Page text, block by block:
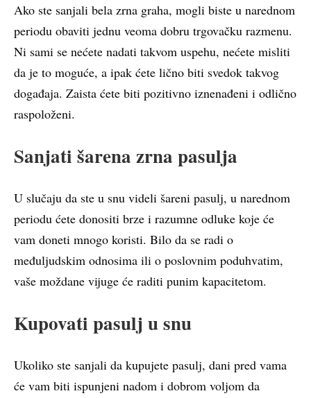
Ako ste sanjali bela zrna graha, mogli biste u narednom
periodu obaviti jednu veoma dobru trgovačku razmenu.
Ni sami se nećete nadati takvom uspehu, nećete misliti
da je to moguće, a ipak ćete lično biti svedok takvog
događaja. Zaista ćete biti pozitivno iznenađeni i odlično
raspoloženi.
Sanjati šarena zrna pasulja
U slučaju da ste u snu videli šareni pasulj, u narednom
periodu ćete donositi brze i razumne odluke koje će
vam doneti mnogo koristi. Bilo da se radi o
međuljudskim odnosima ili o poslovnim poduhvatim,
vaše moždane vijuge će raditi punim kapacitetom.
Kupovati pasulj u snu
Ukoliko ste sanjali da kupujete pasulj, dani pred vama
će vam biti ispunjeni nadom i dobrom voljom da